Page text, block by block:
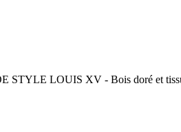
STYLE LOUIS XV - Bois doré et